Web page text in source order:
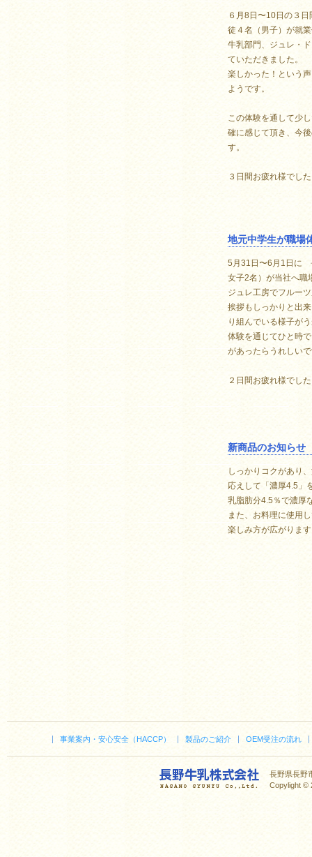
６月8日〜10日の３
徒４名（男子）が就
牛乳部門、ジュレ・
ていただきました。
楽しかった！という
ようです。
この体験を通して少
確に感じて頂き、今
す。
３日間お疲れ様でし
地元中学生が職場
5月31日〜6月1日に
女子2名）が当社へ職
ジュレ工房でフルー
挨拶もしっかりと出
り組んでいる様子が
体験を通じてひと時
があったらうれしい
２日間お疲れ様でし
新商品のお知ら
しっかりコクがあり
応えして「濃厚4.5」
乳脂肪分4.5％で濃厚
また、お料理に使用
楽しみ方が広がりま
事業案内・安心安全（HACCP） 製品のご紹介 OEM受注の流れ
長野県長野
Copylight ©